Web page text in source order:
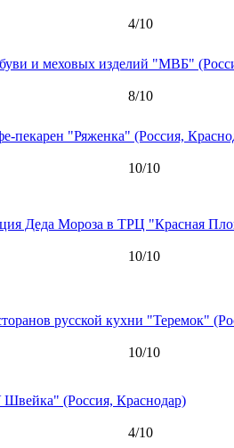
4/10
и меховых изделий "МВБ"
8/10
пекарен "Ряженка" (Россия,
10/10
Деда Мороза в ТРЦ "Красная
10/10
русской кухни "Теремок"
10/10
(Россия, Краснодар)
4/10